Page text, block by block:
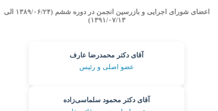
اعضای شورای اجرایی و بازرسین انجمن در دوره ششم (۱۳۸۹/۰۶/۲۴ الی
۱۳۹۱/۰۷/۱۳)
آقای دکتر محمدرضا عارف
عضو اصلی و رئیس
آقای دکتر محمود سلماسی‌زاده